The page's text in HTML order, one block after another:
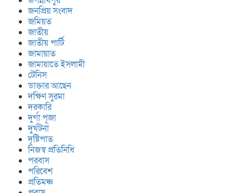
জনপ্রিয় সংবাদ
জমিয়ত
জাতীয়
জাতীয় পার্টি
জামায়াত
জামায়াতে ইসলামী
টেনিস
ডাক্তার আছেন
দক্ষিণ সুরমা
দরকারি
দুর্গা পূজা
দুর্ঘটনা
দৃষ্টিপাত
নিজস্ব প্রতিনিধি
পরবাস
পরিবেশ
প্রতিমঞ্চ